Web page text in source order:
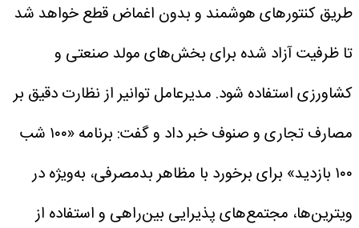
طریق کنتور‌های هوشمند و بدون اغماض قطع خواهد شد
تا ظرفیت آزاد شده برای بخش‌های مولد صنعتی و
کشاورزی استفاده شود. مدیرعامل توانیر از نظارت دقیق بر
مصارف تجاری و صنوف خبر داد و گفت: برنامه «۱۰۰ شب
۱۰۰ بازدید» برای برخورد با مظاهر بدمصرفی، به‌ویژه در
ویترین‌ها، مجتمع‌های پذیرایی بین‌راهی و استفاده از